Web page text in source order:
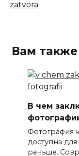
Вам
В чем
Фотография
доступна
раньше.